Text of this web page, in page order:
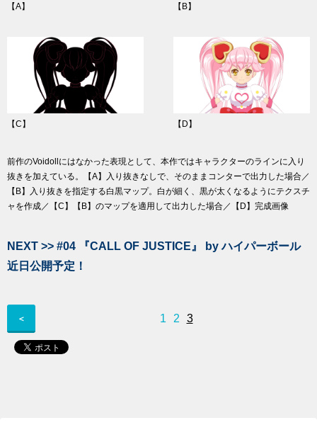
【A】 【B】
【C】 【D】
前作のVoidollにはなかった表現として、本作ではキャラクターのラインに入り
抜きを加えている。【A】入り抜きなしで、そのままコンターで出力した場合／
【B】入り抜きを指定する白黒マップ。白が細く、黒が太くなるようにテクスチ
ャを作成／【C】【B】のマップを適用して出力した場合／【D】完成画像
NEXT >> #04 『CALL OF JUSTICE』 by ハイパーボール
近日公開予定！
＜ 1 2 3